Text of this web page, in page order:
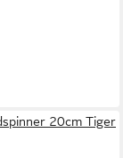
20cm Tiger